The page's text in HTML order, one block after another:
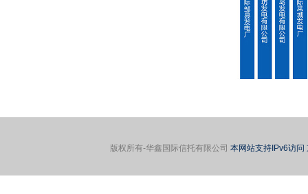
版权所有-华鑫国际信托有限公司 本网站支持IPv6访